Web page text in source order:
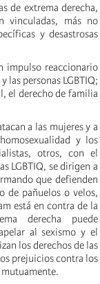
de extrema derecha,
vinculadas, más no
y desastrosas
impulso reaccionario
las personas LGBTIQ;
el derecho de familia
a las mujeres y a
y los
otros, con el
LGBTIQ, se dirigen a
que defienden
de pañuelos o velos,
está en contra de la
derecha puede
al sexismo y el
los derechos de las
prejuicios contra los